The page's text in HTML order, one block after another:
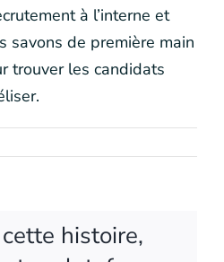
à l’interne et
savons de première main
trouver les candidats
histoire,